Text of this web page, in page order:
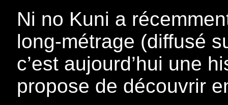
Ni no Kuni a
long-métrage (diffusé
c’est aujourd’hui une
propose de découvrir